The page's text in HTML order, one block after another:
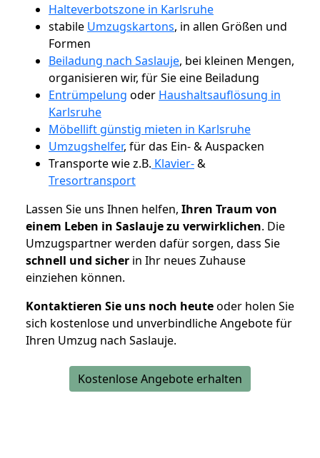
Halteverbotszone in Karlsruhe
stabile Umzugskartons, in allen Größen und
Formen
Beiladung nach Saslauje, bei kleinen Mengen,
organisieren wir, für Sie eine Beiladung
Entrümpelung oder Haushaltsauflösung in
Karlsruhe
Möbellift günstig mieten in Karlsruhe
Umzugshelfer, für das Ein- & Auspacken
Transporte wie z.B. Klavier-&
Tresortransport
Lassen Sie uns Ihnen helfen, Ihren Traum von
einem Leben in Saslauje zu verwirklichen. Die
Umzugspartner werden dafür sorgen, dass Sie
schnell und sicher in Ihr neues Zuhause
einziehen können.
Kontaktieren Sie uns noch heuteoder holen Sie
sich kostenlose und unverbindliche Angebote für
Ihren Umzug nach Saslauje.
Kostenlose Angebote erhalten